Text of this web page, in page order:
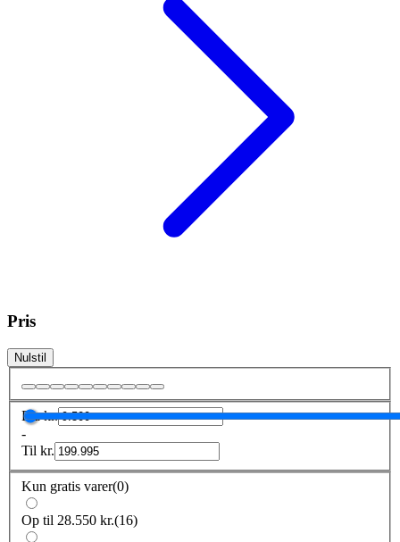
Pris
Nulstil
Frakr.
-
Til kr.
Kun gratis varer(0)
Op til 28.550 kr.(16)